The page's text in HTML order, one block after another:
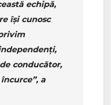
echipă,
își cunosc
conducător,
a